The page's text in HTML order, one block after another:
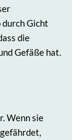
Gicht
die
Gefäße hat.
Wenn sie